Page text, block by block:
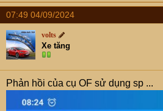
07:49 04/09/2024
volts
Xe tăng
Phản hồi của cụ OF sử dụng sp ...